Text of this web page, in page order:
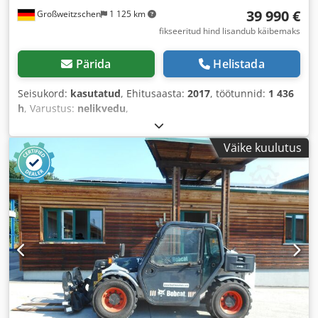
Großweitzschen 1 125 km 39 990 €
fikseeritud hind lisandub käibemaks
Pärida Helistada
Seisukord: kasutatud, Ehitusaasta: 2017, töötunnid: 1 436
h, Varustus: nelikvedu,
Väike kuulutus